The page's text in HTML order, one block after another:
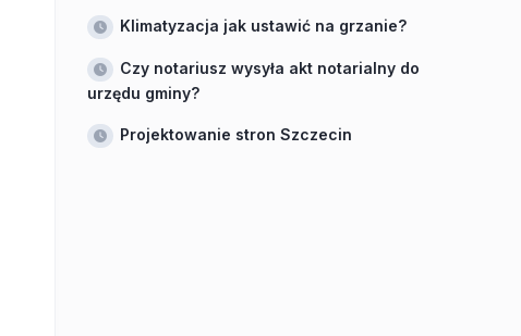
Klimatyzacja jak ustawić na grzanie?
Czy notariusz wysyła akt notarialny do
urzędu gminy?
Projektowanie stron Szczecin